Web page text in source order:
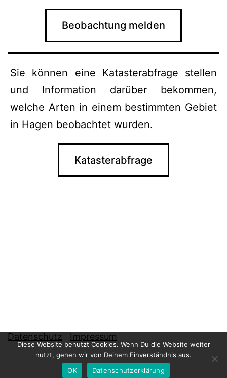
Beobachtung melden
Sie können eine Katasterabfrage stellen
und Information darüber bekommen,
welche Arten in einem bestimmten Gebiet
in Hagen beobachtet wurden.
Katasterabfrage
Datenschutz Impressum
Diese Website benutzt Cookies. Wenn Du die Website weiter
nutzt, gehen wir von Deinem Einverständnis aus.
OK
Datenschutzerklärung